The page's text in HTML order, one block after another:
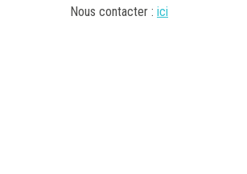
Nous contacter : ici